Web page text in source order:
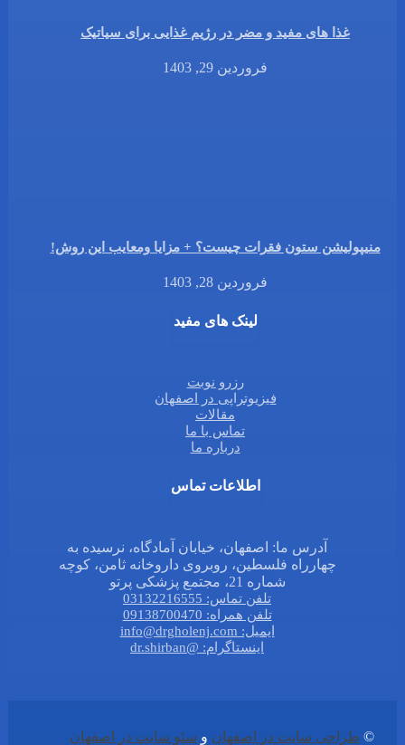
غذا های مفید و مضر در رژیم غذایی برای سیاتیک
فروردین 29, 1403
منیپولیشن ستون فقرات چیست؟ + مزایا ومعایب این روش!
فروردین 28, 1403
لینک های مفید
رزرو نوبت
فیزیوتراپی در اصفهان
مقالات
تماس با ما
درباره ما
اطلاعات تماس
آدرس ما: اصفهان، خیابان آمادگاه، نرسیده به
چهارراه فلسطین، روبروی داروخانه ثامن، کوچه
شماره 21، مجتمع پزشکی پرتو
تلفن تماس: 03132216555
تلفن همراه: 09138700470
ایمیل: info@drgholenj.com
اینستاگرام: @dr.shirban
© طراحی سایت در اصفهان و سئو سایت در اصفهان